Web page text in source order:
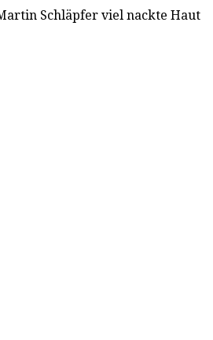
Schläpfer viel nackte Haut